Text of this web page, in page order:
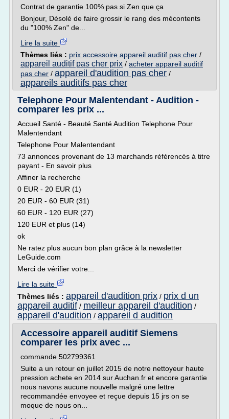
Contrat de garantie 100% pas si Zen que ça
Bonjour, Désolé de faire grossir le rang des mécontents
du "100% Zen" de...
Lire la suite
Thèmes liés : prix accessoire appareil auditif pas cher /
appareil auditif pas cher prix / acheter appareil auditif
pas cher / appareil d'audition pas cher /
appareils auditifs pas cher
Telephone Pour Malentendant - Audition -
comparer les prix ...
Accueil Santé - Beauté Santé Audition Telephone Pour
Malentendant
Telephone Pour Malentendant
73 annonces provenant de 13 marchands référencés à titre
payant - En savoir plus
Affiner la recherche
0 EUR - 20 EUR (1)
20 EUR - 60 EUR (31)
60 EUR - 120 EUR (27)
120 EUR et plus (14)
ok
Ne ratez plus aucun bon plan grâce à la newsletter
LeGuide.com
Merci de vérifier votre...
Lire la suite
Thèmes liés : appareil d'audition prix / prix d un
appareil auditif / meilleur appareil d'audition /
appareil d'audition / appareil d audition
Accessoire appareil auditif Siemens
comparer les prix avec ...
commande 502799361
Suite a un retour en juillet 2015 de notre nettoyeur haute
pression achete en 2014 sur Auchan.fr et encore garantie
nous navons aucune nouvelle malgré une lettre
recommandée envoyee et reçue depuis 15 jrs on se
moque de nous on...